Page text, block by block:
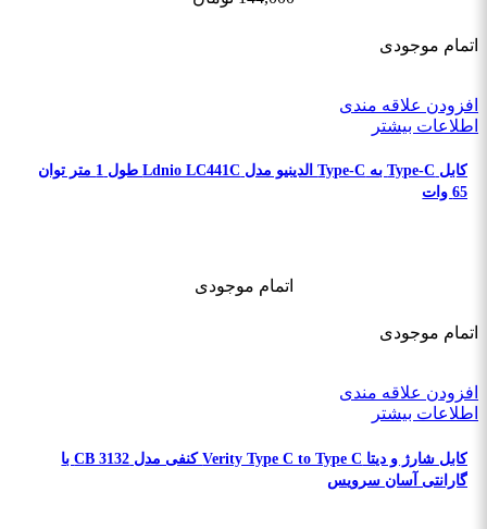
اتمام موجودی
افزودن علاقه مندی
اطلاعات بیشتر
کابل Type-C به Type-C الدینیو مدل Ldnio LC441C طول 1 متر توان
65 وات
اتمام موجودی
اتمام موجودی
افزودن علاقه مندی
اطلاعات بیشتر
کابل شارژ و دیتا Verity Type C to Type C کنفی مدل CB 3132 با
گارانتی آسان سرویس